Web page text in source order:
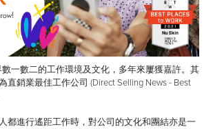
一數二的工作環境及文化，多年來屢獲嘉許。其
直銷業最佳工作公司 (Direct Selling News - Best
都進行遙距工作時，對公司的文化和團結亦是一